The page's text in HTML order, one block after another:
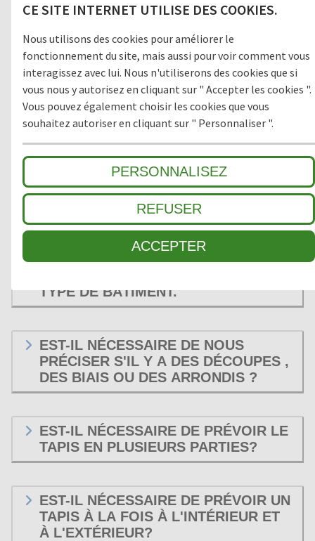
CE SITE INTERNET UTILISE DES COOKIES.
Nous utilisons des cookies pour améliorer le
fonctionnement du site, mais aussi pour voir comment vous
interagissez avec lui. Nous n'utiliserons des cookies que si
vous nous y autorisez en cliquant sur " Accepter les cookies ".
Vous pouvez également choisir les cookies que vous
souhaitez autoriser en cliquant sur " Personnaliser ".
PERSONNALISEZ
REFUSER
ACCEPTER
RÉACTION AU FEU: QUELLE
CLASSIFICATION POUR LES TAPIS?
QUELLE EST LA NORME ANTI
DÉRAPANTE?
POUVEZ-VOUS NOUS FAIRE
PARVENIR UN ÉCHANTILLON?
QUELLE FINITION SOUHAITEZ-
VOUS? L'ÉCHANTILLON SERA
TYPE DE BÂTIMENT.
EST-IL NÉCESSAIRE DE NOUS
PRÉCISER S'IL Y A DES DÉCOUPES ,
DES BIAIS OU DES ARRONDIS ?
EST-IL NÉCESSAIRE DE PRÉVOIR LE
TAPIS EN PLUSIEURS PARTIES?
EST-IL NÉCESSAIRE DE PRÉVOIR UN
TAPIS À LA FOIS À L'INTÉRIEUR ET
À L'EXTÉRIEUR?